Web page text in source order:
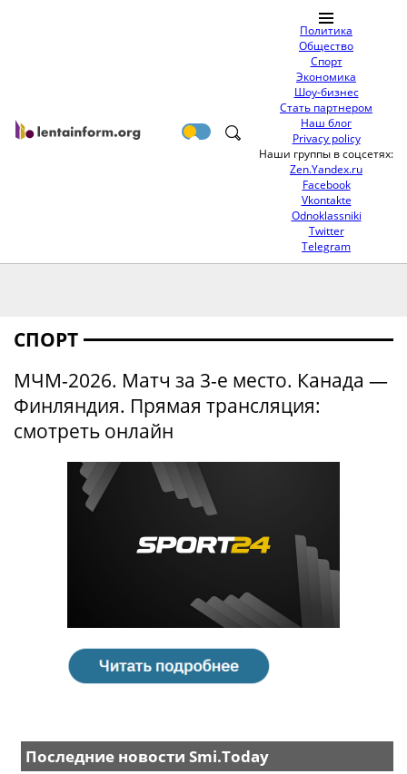
Политика
Общество
Спорт
Экономика
Шоу-бизнес
Стать партнером
Наш блог
Privacy policy
Наши группы в соцсетях:
Zen.Yandex.ru
Facebook
Vkontakte
Odnoklassniki
Twitter
Telegram
СПОРТ
МЧМ-2026. Матч за 3-е место. Канада —
Финляндия. Прямая трансляция:
смотреть онлайн